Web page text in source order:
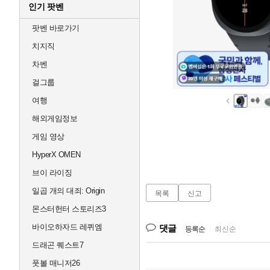
인기 팟벤
팟벤 바로가기
치지직
차벤
걸그룹
여행
해외게임정보
게임 영상
HyperX OMEN
브이 라이징
일곱 개의 대죄: Origin
몬스터헌터 스토리즈3
바이오하자드 레퀴엠
드래곤 퀘스트7
풋볼 매니저26
목록 신고
댓글 등록순 최신순